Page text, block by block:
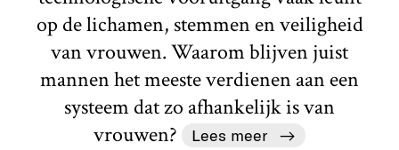
op de lichamen, stemmen en veiligheid
van vrouwen. Waarom blijven juist
mannen het meeste verdienen aan een
systeem dat zo afhankelijk is van
vrouwen?
Lees meer